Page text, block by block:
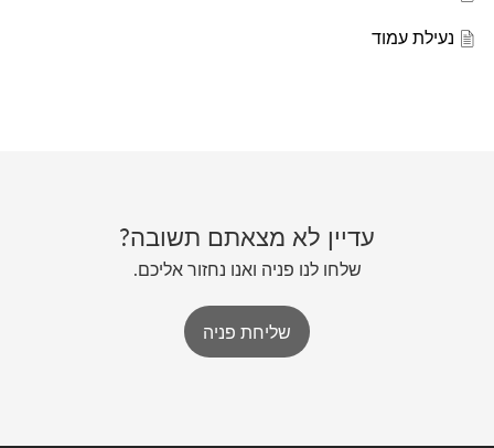
נעילת עמוד
עדיין לא מצאתם תשובה?
שלחו לנו פניה ואנו נחזור אליכם.
שליחת פניה